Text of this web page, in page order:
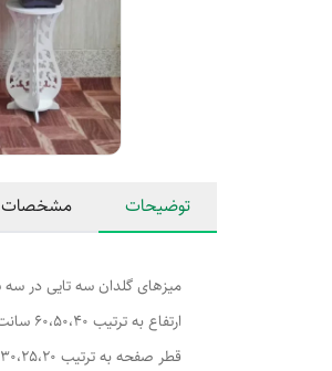
توضیحات مشخصات
میزهای گلدان سه تایی در
ارتفاع به ترتیب 60،50،40 سانت
قطر صفحه به ترتیب 30،25،20 سانت